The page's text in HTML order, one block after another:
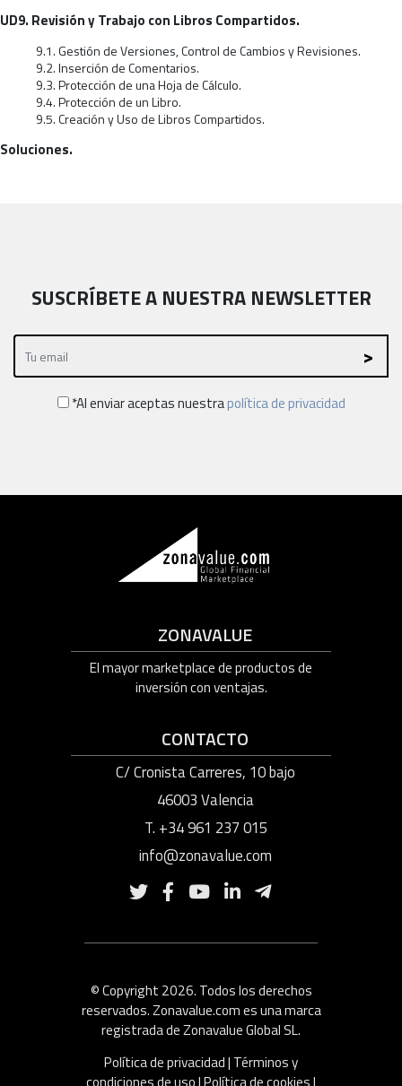
UD9. Revisión y Trabajo con Libros Compartidos.
9.1. Gestión de Versiones, Control de Cambios y Revisiones.
9.2. Inserción de Comentarios.
9.3. Protección de una Hoja de Cálculo.
9.4. Protección de un Libro.
9.5. Creación y Uso de Libros Compartidos.
Soluciones.
SUSCRÍBETE A NUESTRA NEWSLETTER
*Al enviar aceptas nuestrapolítica de privacidad
ZONAVALUE
El mayor marketplace de productos de
inversión con ventajas.
CONTACTO
C/ Cronista Carreres, 10 bajo
46003 Valencia
T. +34 961 237 015
info@zonavalue.com
© Copyright 2026. Todos los derechos
reservados. Zonavalue.com es una marca
registrada de Zonavalue Global SL.
Política de privacidad| Términos y
condiciones de uso|Política de cookies|